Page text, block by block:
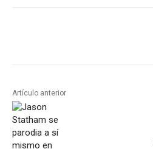
Artículo anterior